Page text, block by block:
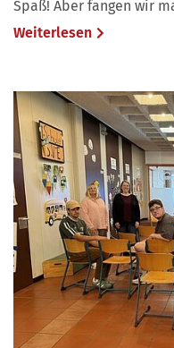
Spaß! Aber fangen wir
Weiterlesen